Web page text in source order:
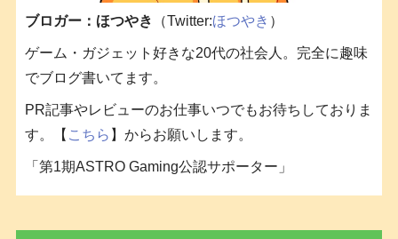
ブロガー：ほつやき （Twitter:ほつやき ）
ゲーム・ガジェット好きな20代の社会人。完全に趣味
でブログ書いてます。
PR記事やレビューのお仕事いつでもお待ちしておりま
す。【 こちら 】からお願いします。
「第1期ASTRO Gaming公認サポーター」